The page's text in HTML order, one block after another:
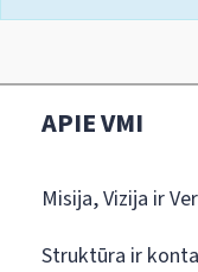
APIE VMI
Misija, Vizija ir
Struktūra ir